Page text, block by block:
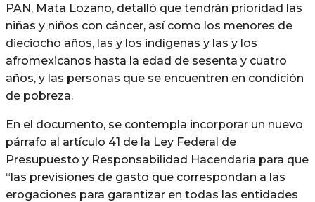
PAN, Mata Lozano, detalló que tendrán prioridad las
niñas y niños con cáncer, así como los menores de
dieciocho años, las y los indígenas y las y los
afromexicanos hasta la edad de sesenta y cuatro
años, y las personas que se encuentren en condición
de pobreza.
En el documento, se contempla incorporar un nuevo
párrafo al artículo 41 de la Ley Federal de
Presupuesto y Responsabilidad Hacendaria para que
“las previsiones de gasto que correspondan a las
erogaciones para garantizar en todas las entidades